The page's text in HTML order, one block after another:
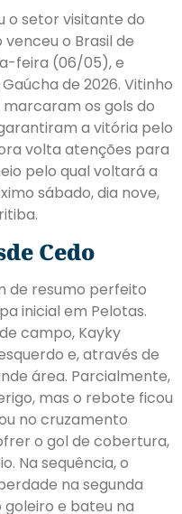
o setor visitante do
venceu o Brasil de
feira (06/05), e
de 2026. Vitinho
os gols do
a vitória pelo
volta atenções para
pelo qual voltará a
sábado, dia nove,
Cedo
de resumo perfeito
inicial em Pelotas.
campo, Kayky
e, através de
área. Parcialmente,
mas o rebote ficou
no cruzamento
o gol de cobertura,
Na sequência, o
na segunda
e bateu na